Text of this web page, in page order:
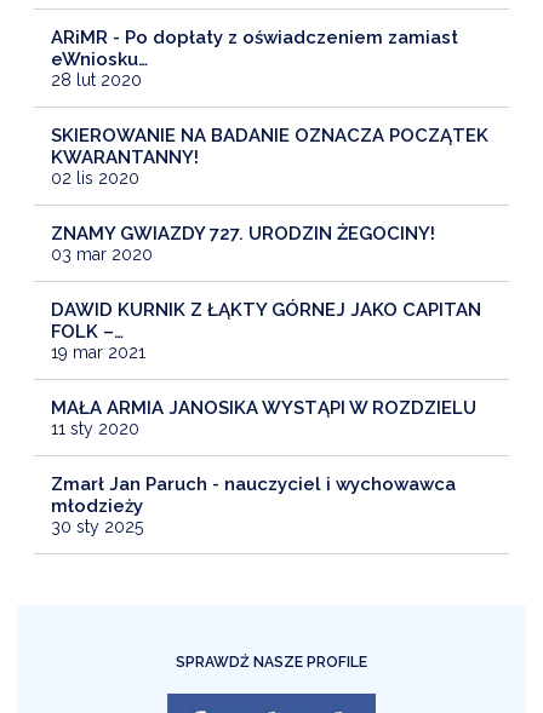
ARiMR - Po dopłaty z oświadczeniem zamiast
eWniosku…
28 lut 2020
SKIEROWANIE NA BADANIE OZNACZA POCZĄTEK
KWARANTANNY!
02 lis 2020
ZNAMY GWIAZDY 727. URODZIN ŻEGOCINY!
03 mar 2020
DAWID KURNIK Z ŁĄKTY GÓRNEJ JAKO CAPITAN
FOLK –…
19 mar 2021
MAŁA ARMIA JANOSIKA WYSTĄPI W ROZDZIELU
11 sty 2020
Zmarł Jan Paruch - nauczyciel i wychowawca
młodzieży
30 sty 2025
SPRAWDŹ NASZE PROFILE